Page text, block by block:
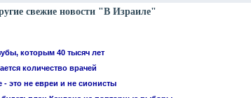
свежие новости "В Израиле"
которым 40 тысяч лет
количество врачей
это не евреи и не сионисты